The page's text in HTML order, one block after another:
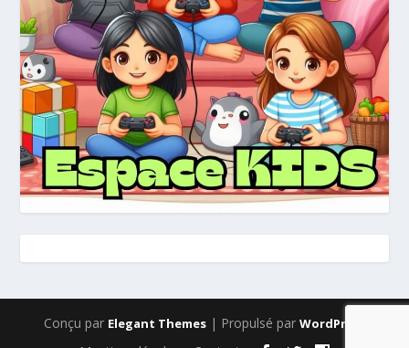
Conçu par Elegant Themes| Propulsé par WordPress